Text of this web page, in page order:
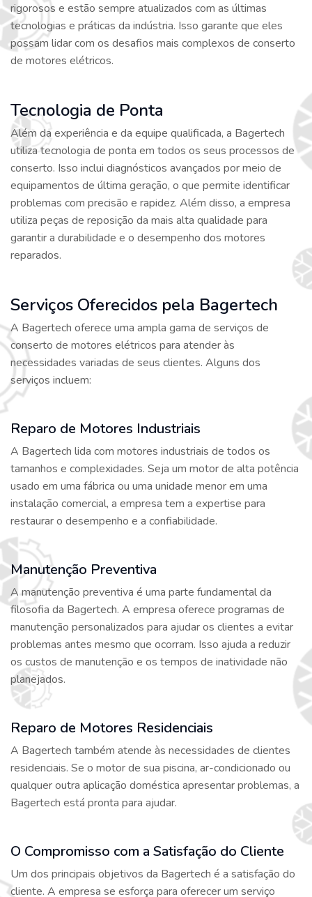
rigorosos e estão sempre atualizados com as últimas
tecnologias e práticas da indústria. Isso garante que eles
possam lidar com os desafios mais complexos de conserto
de motores elétricos.
Tecnologia de Ponta
Além da experiência e da equipe qualificada, a Bagertech
utiliza tecnologia de ponta em todos os seus processos de
conserto. Isso inclui diagnósticos avançados por meio de
equipamentos de última geração, o que permite identificar
problemas com precisão e rapidez. Além disso, a empresa
utiliza peças de reposição da mais alta qualidade para
garantir a durabilidade e o desempenho dos motores
reparados.
Serviços Oferecidos pela Bagertech
A Bagertech oferece uma ampla gama de serviços de
conserto de motores elétricos para atender às
necessidades variadas de seus clientes. Alguns dos
serviços incluem:
Reparo de Motores Industriais
A Bagertech lida com motores industriais de todos os
tamanhos e complexidades. Seja um motor de alta potência
usado em uma fábrica ou uma unidade menor em uma
instalação comercial, a empresa tem a expertise para
restaurar o desempenho e a confiabilidade.
Manutenção Preventiva
A manutenção preventiva é uma parte fundamental da
filosofia da Bagertech. A empresa oferece programas de
manutenção personalizados para ajudar os clientes a evitar
problemas antes mesmo que ocorram. Isso ajuda a reduzir
os custos de manutenção e os tempos de inatividade não
planejados.
Reparo de Motores Residenciais
A Bagertech também atende às necessidades de clientes
residenciais. Se o motor de sua piscina, ar-condicionado ou
qualquer outra aplicação doméstica apresentar problemas, a
Bagertech está pronta para ajudar.
O Compromisso com a Satisfação do Cliente
Um dos principais objetivos da Bagertech é a satisfação do
cliente. A empresa se esforça para oferecer um serviço